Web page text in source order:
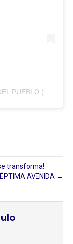
Una publicación compartida por DIARIO DEL PUEBLO (@diariodlpueblo)
transforma!
AVENIDA →